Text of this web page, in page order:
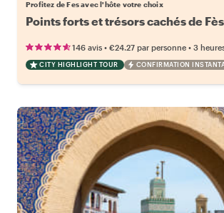
Profitez de Fes avec l'hôte votre choix
Points forts et trésors cachés de Fès
146 avis • €24.27 par personne • 3
CITY HIGHLIGHT TOUR CONFIRMATION